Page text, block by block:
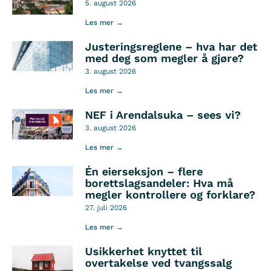
5. august 2026
Les mer →
Justeringsreglene – hva har det
med deg som megler å gjøre?
3. august 2026
Les mer →
NEF i Arendalsuka – sees vi?
3. august 2026
Les mer →
Én eierseksjon – flere
borettslagsandeler: Hva må
megler kontrollere og forklare?
27. juli 2026
Les mer →
Usikkerhet knyttet til
overtakelse ved tvangssalg